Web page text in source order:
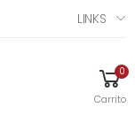
LINKS
0
Carrito